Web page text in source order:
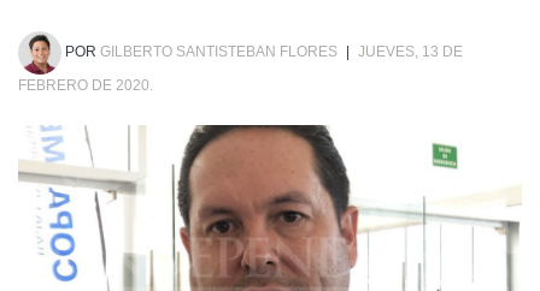
POR GILBERTO SANTISTEBAN FLORES
JUEVES, 13 DE
FEBRERO DE 2020.